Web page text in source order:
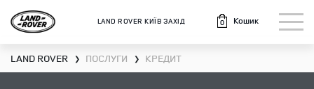
LAND ROVER КИЇВ ЗАХІД 0 Кошик
LAND ROVER ❯ ПОСЛУГИ ❯ КРЕДИТ